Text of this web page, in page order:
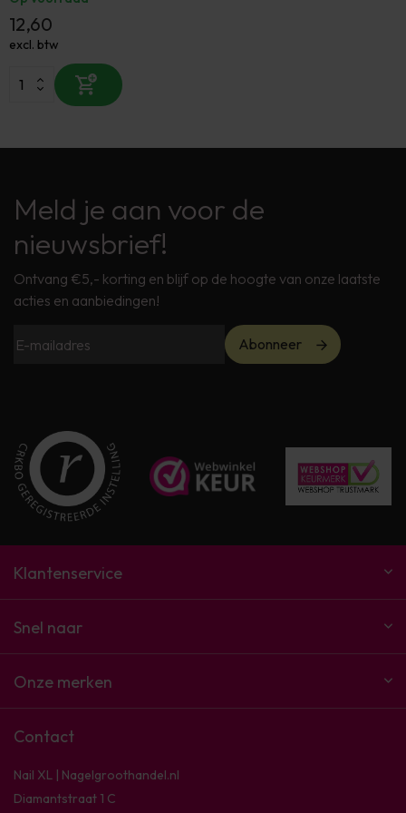
12,60
excl. btw
Meld je aan voor de
nieuwsbrief!
Ontvang €5,- korting en blijf op de hoogte van onze laatste
acties en aanbiedingen!
Abonneer
Klantenservice
Snel naar
Onze merken
Contact
Nail XL | Nagelgroothandel.nl
Diamantstraat 1 C